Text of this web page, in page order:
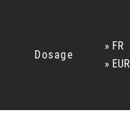
Dosage
FR
EUR